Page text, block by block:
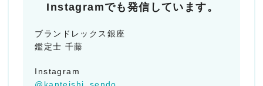
Instagramでも発信しています。
ブランドレックス銀座
鑑定士 千藤
Instagram